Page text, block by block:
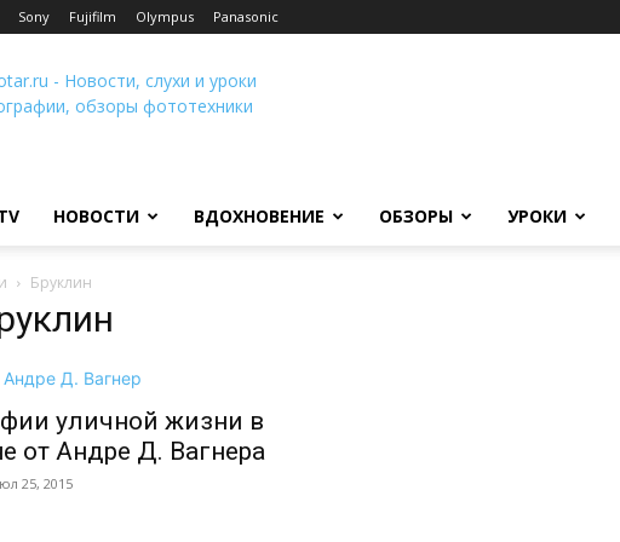
Sony Fujifilm Olympus Panasonic
Photar.ru
НОВОСТИ ВДОХНОВЕНИЕ ОБЗОРЫ УРОКИ
Бруклин
уличной жизни в
от Андре Д. Вагнера
25, 2015